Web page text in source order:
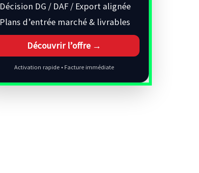
Décision DG / DAF / Export alignée
Plans d’entrée marché & livrables
Découvrir l’offre →
Activation rapide • Facture immédiate